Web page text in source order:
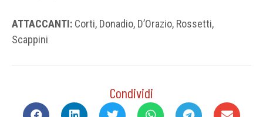
ATTACCANTI: Corti, Donadio, D’Orazio, Rossetti,
Scappini
Condividi